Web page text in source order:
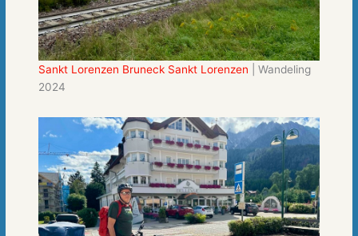
Sankt Lorenzen Bruneck Sankt Lorenzen
| Wandeling
2024